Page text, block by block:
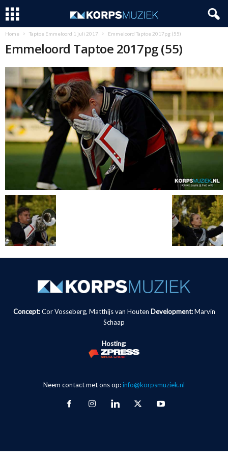
Home Taptoe Emmeloord 1 juli 2017 Emmeloord Taptoe 2017pg (55)
Emmeloord Taptoe 2017pg (55)
Concept:Cor Vosseberg, Matthijs van Houten Development: Marvin
Schaap
Hosting:
Neem contact met ons op:info@korpsmuziek.nl